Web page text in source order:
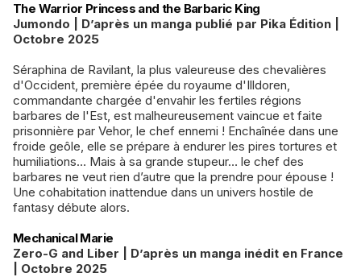
The Warrior Princess and the Barbaric King
Jumondo | D’après un manga publié par Pika Édition |
Octobre 2025
Séraphina de Ravilant, la plus valeureuse des chevalières
d'Occident, première épée du royaume d'Illdoren,
commandante chargée d'envahir les fertiles régions
barbares de l'Est, est malheureusement vaincue et faite
prisonnière par Vehor, le chef ennemi ! Enchaînée dans une
froide geôle, elle se prépare à endurer les pires tortures et
humiliations… Mais à sa grande stupeur… le chef des
barbares ne veut rien d’autre que la prendre pour épouse !
Une cohabitation inattendue dans un univers hostile de
fantasy débute alors.
Mechanical Marie
Zero-G and Liber | D’après un manga inédit en France
| Octobre 2025